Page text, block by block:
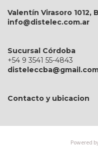
Valentín Virasoro 1012,
info@distelec.com.ar
Sucursal Córdoba
+54 9 3541 55-4843
Contacto y ubicacion
Powered